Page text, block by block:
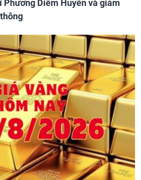
Phương Diễm Huyền và giám